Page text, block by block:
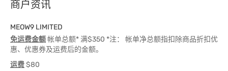
商户资讯
MEOW9 LIMITED
免运费金额帐单总额* 满$350 *注： 帐单净总额指扣除商品折扣优
惠、优惠券及运费后的金额。
运费$80